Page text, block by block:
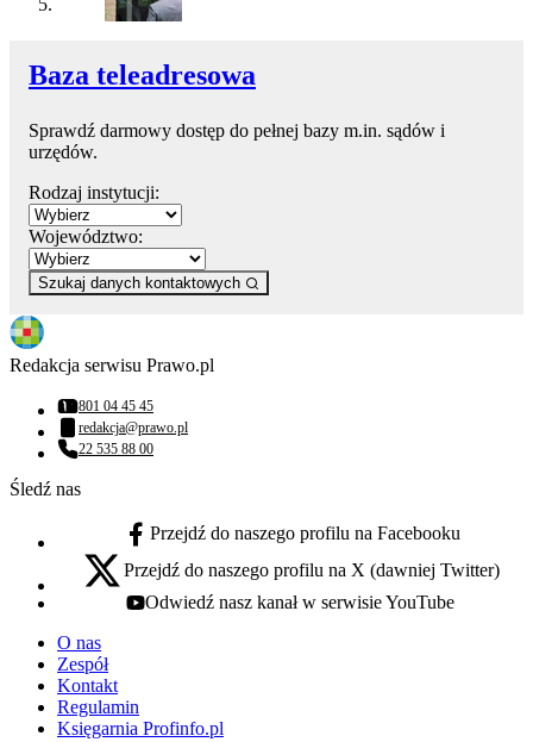
Baza teleadresowa
Sprawdź darmowy dostęp do pełnej bazy m.in. sądów i
urzędów.
Rodzaj instytucji:
Województwo:
Szukaj danych kontaktowych
Redakcja serwisu Prawo.pl
Numer telefonu:
801 04 45 45
Adres email:
redakcja@prawo.pl
Numer telefonu:
22 535 88 00
Śledź nas
facebook - otwiera się w nowej karcie
Przejdź do naszego profilu na Facebooku
x - otwiera się w nowej karcie
Przejdź do naszego profilu na X (dawniej Twitter)
youtube - otwiera się w nowej karcie
Odwiedź nasz kanał w serwisie YouTube
O nas
Zespół
Kontakt
Regulamin
Księgarnia Profinfo.pl